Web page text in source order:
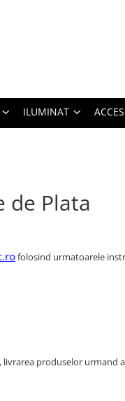
ILUMINAT
de Plata
folosind urmatoarele
produselor urmand